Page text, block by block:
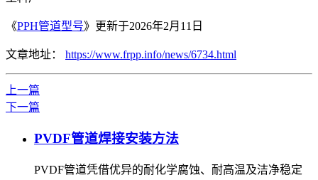
《PPH管道型号》更新于2026年2月11日
文章地址： https://www.frpp.info/news/6734.html
上一篇
下一篇
PVDF管道焊接安装方法
PVDF管道凭借优异的耐化学腐蚀、耐高温及洁净稳定